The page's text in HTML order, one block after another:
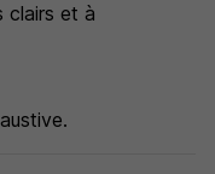
clairs et à